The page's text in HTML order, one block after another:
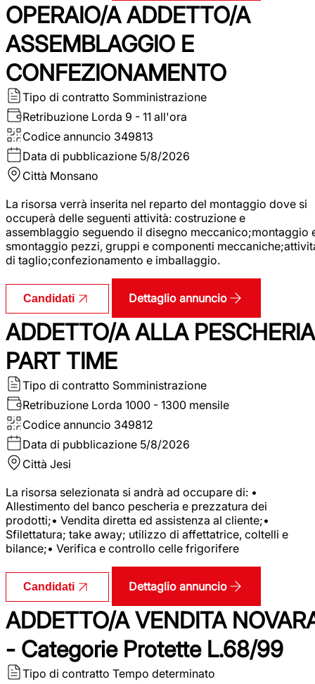
OPERAIO/A ADDETTO/A
ASSEMBLAGGIO E
CONFEZIONAMENTO
Tipo di contratto Somministrazione
Retribuzione Lorda 9 - 11 all'ora
Codice annuncio 349813
Data di pubblicazione 5/8/2026
Città Monsano
La risorsa verrà inserita nel reparto del montaggio dove si
occuperà delle seguenti attività: costruzione e
assemblaggio seguendo il disegno meccanico;montaggio
smontaggio pezzi, gruppi e componenti
di taglio;confezionamento e imballaggio.
Candidati Dettaglio annuncio
ADDETTO/A ALLA PESCHERIA
PART TIME
Tipo di contratto Somministrazione
Retribuzione Lorda 1000 - 1300 mensile
Codice annuncio 349812
Data di pubblicazione 5/8/2026
Città Jesi
La risorsa selezionata si andrà ad occupare di: •
Allestimento del banco pescheria e prezzatura dei
prodotti;• Vendita diretta ed assistenza al cliente;•
Sfilettatura; take away; utilizzo di affettatrice, coltelli e
bilance;• Verifica e controllo celle frigorifere
Candidati Dettaglio annuncio
ADDETTO/A VENDITA
- Categorie Protette L.68/99
Tipo di contratto Tempo determinato